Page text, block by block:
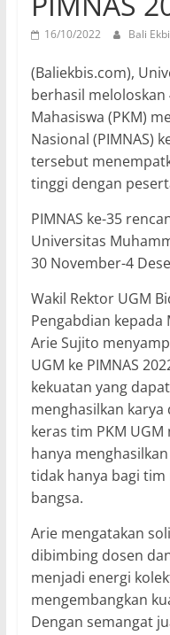
16/10/2022 Bali
(Baliekbis.com),
berhasil
Mahasiswa (PKM)
Nasional (PIMNAS)
tersebut
tinggi dengan
PIMNAS ke-35
Universitas
30 November-4
Wakil Rektor UGM
Pengabdian kepada
Arie Sujito
UGM ke PIMNAS
kekuatan yang
menghasilkan
keras tim PKM
hanya
tidak hanya bagi
bangsa.
Arie mengatakan
dibimbing dosen
menjadi energi
mengembangkan
Dengan semangat